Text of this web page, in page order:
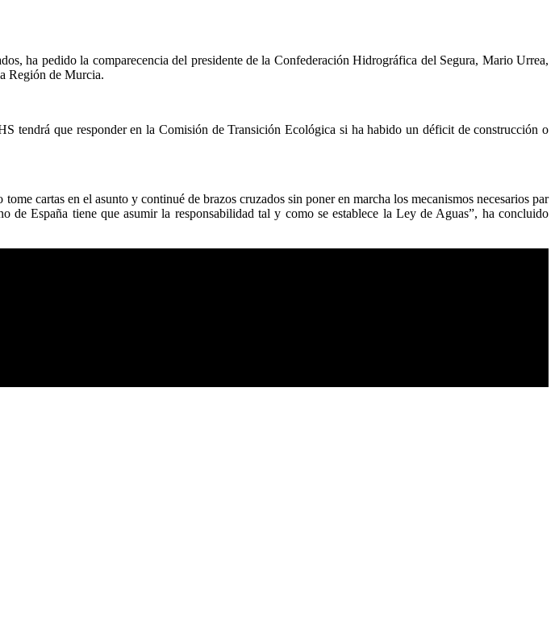
ha pedido la comparecencia del presidente de la Confederación Hidrográfica del Segura, Mario Urrea,
Región de Murcia.
tendrá que responder en la Comisión de Transición Ecológica si ha habido un déficit de construcción o
cartas en el asunto y continué de brazos cruzados sin poner en marcha los mecanismos necesarios par
España tiene que asumir la responsabilidad tal y como se establece la Ley de Aguas”, ha concluido